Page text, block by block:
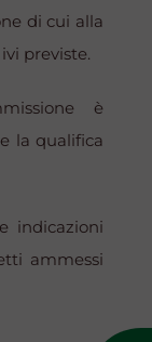
di cui alla
previste.
è
la qualifica
indicazioni
ammessi